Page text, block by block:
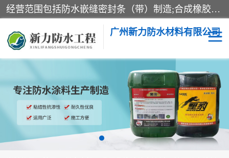
经营范围包括防水嵌缝密封条（带）制造;合成橡胶制造（监控化学品、危险化学品除外）;沥青混合物制造;防水胶粘带制造;其他合成材料制造（监控化学品、危险化学品除外）;涂料制造（监控化学品、危险化学品除外）;建筑结构防水补漏;防水建筑材料制造;粘合剂制造（监控化学品、危险化学品除外）;涂料零售;广州新力防水材料有限公司具有1处分支机构。
广州新力防水材料有限公司
黑豹防水胶 建筑108胶水
乳化沥青防水涂料 自粘卷材
非固化橡胶防水涂料